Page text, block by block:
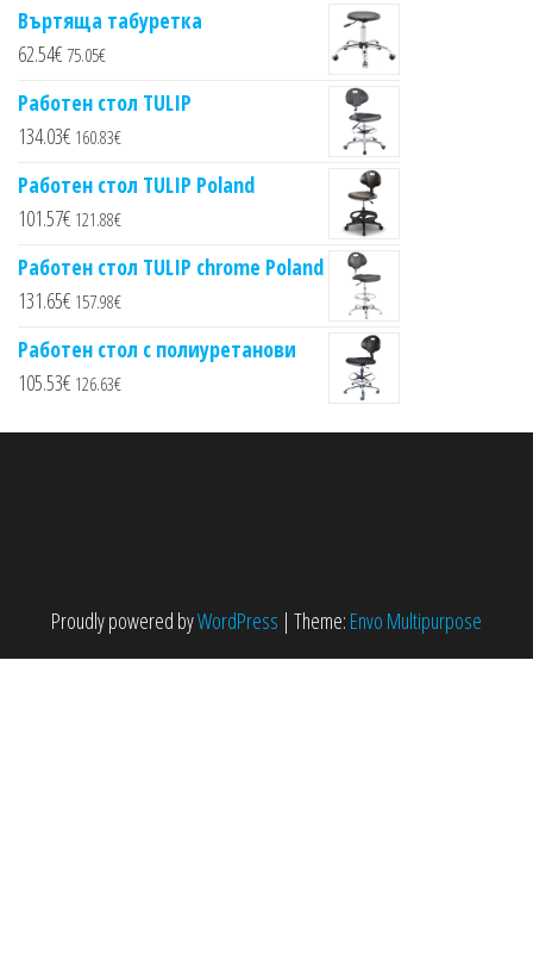
Въртяща табуретка
62.54€ 75.05€
Работен стол TULIP
134.03€ 160.83€
Работен стол TULIP Poland
101.57€ 121.88€
Работен стол TULIP chrome Poland
131.65€ 157.98€
Работен стол с полиуретанови
105.53€ 126.63€
Proudly powered byWordPress | Theme: Envo Multipurpose